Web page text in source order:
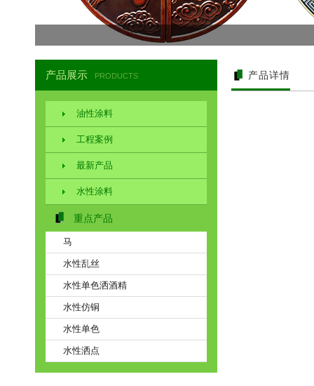
产品展示 PRODUCTS
油性涂料
工程案例
最新产品
水性涂料
重点产品
马
水性乱丝
水性单色洒酒精
水性仿铜
水性单色
水性洒点
产品详情